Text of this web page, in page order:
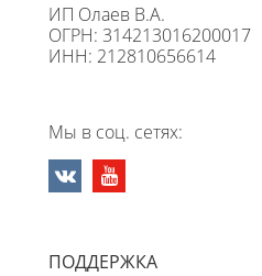
ИП Олаев В.А.
ОГРН: 314213016200017
ИНН: 212810656614
Мы в соц. сетях:
ПОДДЕРЖКА